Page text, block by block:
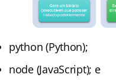
python (Python);
node (JavaScript); e